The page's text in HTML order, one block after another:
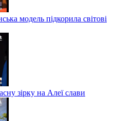
модель підкорила світові
зірку на Алеї слави